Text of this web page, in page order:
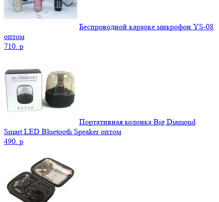
Беспроводной караоке микрофон YS-08
оптом
710. p
Портативная колонка Big Diamond
Smart LED Bluetooth Speaker оптом
490. p